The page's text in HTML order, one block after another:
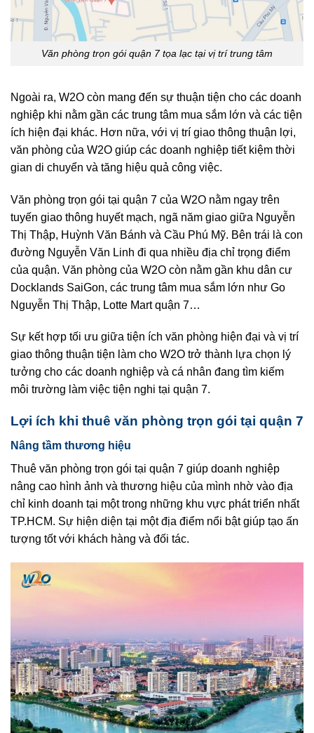
Văn phòng trọn gói quận 7 tọa lạc tại vị trí trung tâm
Ngoài ra, W2O còn mang đến sự thuận tiện cho các doanh
nghiệp khi nằm gần các trung tâm mua sắm lớn và các tiện
ích hiện đại khác. Hơn nữa, với vị trí giao thông thuận lợi,
văn phòng của W2O giúp các doanh nghiệp tiết kiệm thời
gian di chuyển và tăng hiệu quả công việc.
Văn phòng trọn gói tại quận 7 của W2O nằm ngay trên
tuyến giao thông huyết mạch, ngã năm giao giữa Nguyễn
Thị Thập, Huỳnh Văn Bánh và Cầu Phú Mỹ. Bên trái là con
đường Nguyễn Văn Linh đi qua nhiều địa chỉ trọng điểm
của quận. Văn phòng của W2O còn nằm gần khu dân cư
Docklands SaiGon, các trung tâm mua sắm lớn như Go
Nguyễn Thị Thập, Lotte Mart quận 7…
Sự kết hợp tối ưu giữa tiện ích văn phòng hiện đại và vị trí
giao thông thuận tiện làm cho W2O trở thành lựa chọn lý
tưởng cho các doanh nghiệp và cá nhân đang tìm kiếm
môi trường làm việc tiện nghi tại quận 7.
Lợi ích khi thuê văn phòng trọn gói tại quận 7
Nâng tầm thương hiệu
Thuê văn phòng trọn gói tại quận 7 giúp doanh nghiệp
nâng cao hình ảnh và thương hiệu của mình nhờ vào địa
chỉ kinh doanh tại một trong những khu vực phát triển nhất
TP.HCM. Sự hiện diện tại một địa điểm nổi bật giúp tạo ấn
tượng tốt với khách hàng và đối tác.